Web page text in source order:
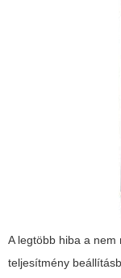
A legtöbb hiba a
teljesítmény